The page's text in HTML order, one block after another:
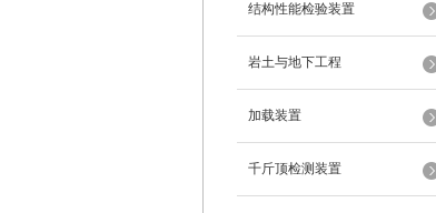
结构性能检验装置
岩土与地下工程
加载装置
千斤顶检测装置